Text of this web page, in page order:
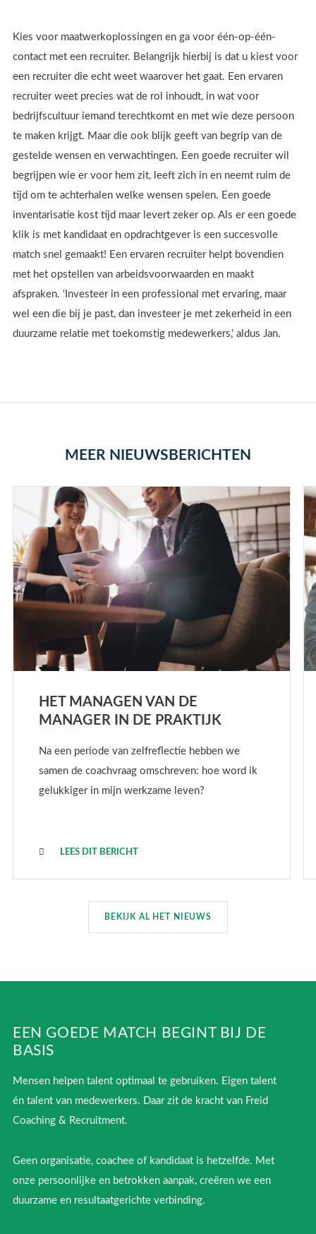
Kies voor maatwerkoplossingen en ga voor één-op-één-
contact met een recruiter. Belangrijk hierbij is dat u kiest voor
een recruiter die echt weet waarover het gaat. Een ervaren
recruiter weet precies wat de rol inhoudt, in wat voor
bedrijfscultuur iemand terechtkomt en met wie deze persoon
te maken krijgt. Maar die ook blijk geeft van begrip van de
gestelde wensen en verwachtingen. Een goede recruiter wil
begrijpen wie er voor hem zit, leeft zich in en neemt ruim de
tijd om te achterhalen welke wensen spelen. Een goede
inventarisatie kost tijd maar levert zeker op. Als er een goede
klik is met kandidaat en opdrachtgever is een succesvolle
match snel gemaakt! Een ervaren recruiter helpt bovendien
met het opstellen van arbeidsvoorwaarden en maakt
afspraken. ‘Investeer in een professional met ervaring, maar
wel een die bij je past, dan investeer je met zekerheid in een
duurzame relatie met toekomstig medewerkers,’ aldus Jan.
MEER NIEUWSBERICHTEN
HET MANAGEN VAN DE
MANAGER IN DE PRAKTIJK
Na een periode van zelfreflectie hebben we
samen de coachvraag omschreven: hoe word ik
gelukkiger in mijn werkzame leven?
LEES DIT BERICHT
BEKIJK AL HET NIEUWS
EEN GOEDE MATCH BEGINT BIJ DE
BASIS
Mensen helpen talent optimaal te gebruiken. Eigen talent
én talent van medewerkers. Daar zit de kracht van Freid
Coaching & Recruitment.
Geen organisatie, coachee of kandidaat is hetzelfde. Met
onze persoonlijke en betrokken aanpak, creëren we een
duurzame en resultaatgerichte verbinding.